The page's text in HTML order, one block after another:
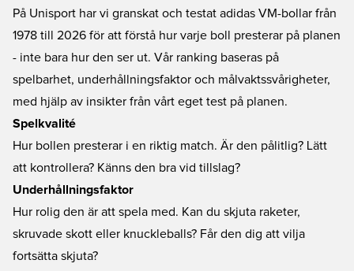
På Unisport har vi granskat och testat adidas VM-bollar från
1978 till 2026 för att förstå hur varje boll presterar på planen
- inte bara hur den ser ut. Vår ranking baseras på
spelbarhet, underhållningsfaktor och målvaktssvårigheter,
med hjälp av insikter från vårt eget test på planen.
Spelkvalité
Hur bollen presterar i en riktig match. Är den pålitlig? Lätt
att kontrollera? Känns den bra vid tillslag?
Underhållningsfaktor
Hur rolig den är att spela med. Kan du skjuta raketer,
skruvade skott eller knuckleballs? Får den dig att vilja
fortsätta skjuta?